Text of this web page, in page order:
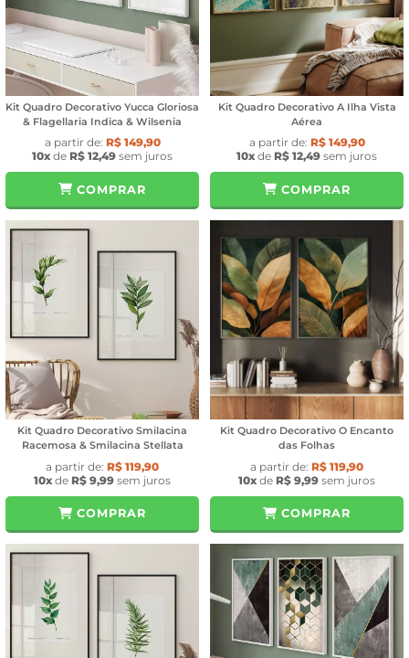
Kit Quadro Decorativo Yucca Gloriosa
& Flagellaria Indica & Wilsenia
a partir de: R$ 149,90
10x de R$ 12,49 sem juros
COMPRAR
Kit Quadro Decorativo A Ilha Vista
Aérea
a partir de: R$ 149,90
10x de R$ 12,49 sem juros
COMPRAR
Kit Quadro Decorativo Smilacina
Racemosa & Smilacina Stellata
a partir de: R$ 119,90
10x de R$ 9,99 sem juros
COMPRAR
Kit Quadro Decorativo O Encanto
das Folhas
a partir de: R$ 119,90
10x de R$ 9,99 sem juros
COMPRAR